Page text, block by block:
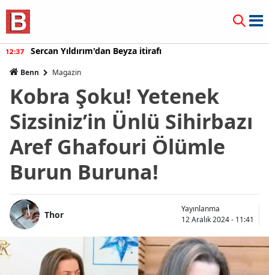
12:37 Sercan Yıldırım'dan Beyza itirafı
Benn Magazin
Kobra Şoku! Yetenek
Sizsiniz’in Ünlü Sihirbazı
Aref Ghafouri Ölümle
Burun Buruna!
Thor
Yayınlanma
12 Aralık 2024 - 11:41